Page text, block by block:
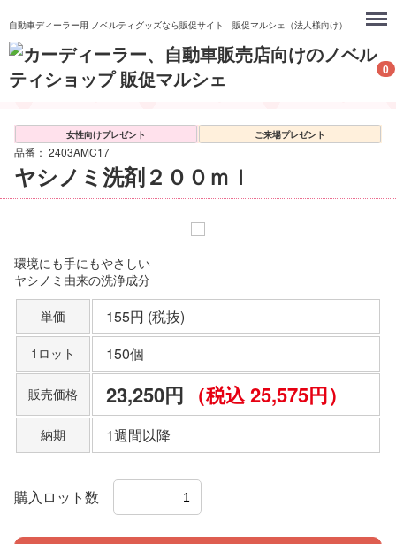
自動車ディーラー用 ノベルティグッズなら販促サイト 販促マルシェ（法人様向け）
0
Menu
女性向けプレゼント ご来場プレゼント
品番： 2403AMC17
ヤシノミ洗剤２００ｍｌ
環境にも手にもやさしい
ヤシノミ由来の洗浄成分
単価 155円 (税抜)
1ロット 150個
販売価格 23,250円 （税込 25,575円）
納期 1週間以降
購入ロット数